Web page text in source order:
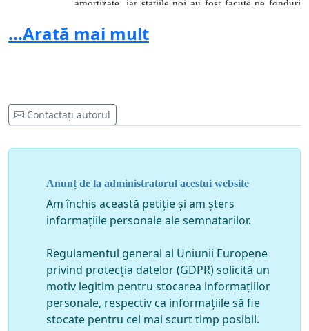
amortizate, iar statiile noi au fost facute pe fonduri
eligibile. Mentionam restul taxelor si impozitele ce
decanteaza in statiile de epurare, iar ulterior este
redata circuitului.
statiilor de epurare, nu este vina noastra ca nu se
etc decontate de asemene pe fonduri europene in
totalitate, iar energia electrica utilizata devine
gratuita.
scade anual, datorita incalzirii globale, dar facturile
noastre cresc.
·
Dorim sa aflam si ce sume achita primaria din taxele
colectate de la noi, pe suprafetele detinute.
***
...Arată mai mult
Contactați autorul
Anunț de la administratorul acestui website
Am închis această petiție și am șters
informațiile personale ale semnatarilor.
Regulamentul general al Uniunii Europene
privind protecția datelor (GDPR) solicită un
motiv legitim pentru stocarea informațiilor
personale, respectiv ca informațiile să fie
stocate pentru cel mai scurt timp posibil.